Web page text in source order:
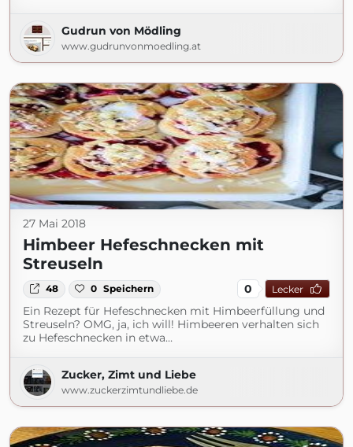
Gudrun von Mödling
www.gudrunvonmoedling.at
27 Mai 2018
Himbeer Hefeschnecken mit
Streuseln
48 0 Speichern 0 Lecker
Ein Rezept für Hefeschnecken mit Himbeerfüllung und
Streuseln? OMG, ja, ich will! Himbeeren verhalten sich
zu Hefeschnecken in etwa…
Zucker, Zimt und Liebe
www.zuckerzimtundliebe.de